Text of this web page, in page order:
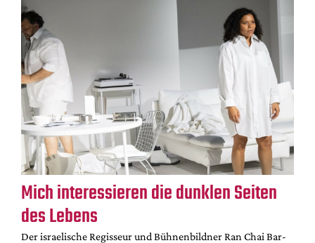
Service
Shop / Abo
Newsletter
Redaktion
Autor:innen
Partner
Mediadaten
Suche
Mich interessieren die dunklen Seiten
des Lebens
Der israelische Regisseur und Bühnenbildner Ran Chai Bar-